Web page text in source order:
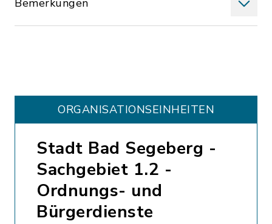
Bemerkungen
ORGANISATIONS­EINHEITEN
Stadt Bad Segeberg -
Sachgebiet 1.2 -
Ordnungs- und
Bürgerdienste